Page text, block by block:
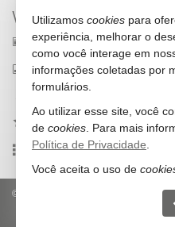
VEJA MAIS
receba nosso newsletter
indicadores financeiros
imóveis favoritos
mapa de imóveis
©
Utilizamos cookies para
experiência, melhorar o
como você interage em
informações coletadas por
formulários.
Ao utilizar esse site, você
de cookies . Para mais
Política de Privacidade
Você aceita o uso de